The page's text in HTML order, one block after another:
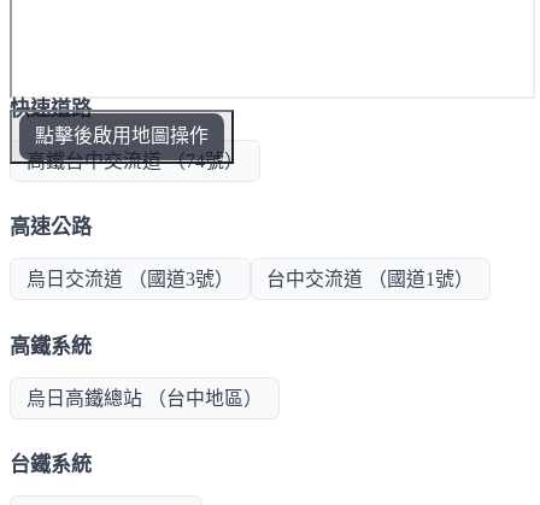
點擊後啟用地圖操作
快速道路
高鐵台中交流道 （74號）
高速公路
烏日交流道 （國道3號） 台中交流道 （國道1號）
高鐵系統
烏日高鐵總站 （台中地區）
台鐵系統